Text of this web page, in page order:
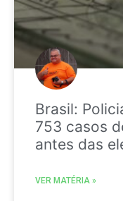
Brasil:
753 casos
antes das
VER MATÉRIA »